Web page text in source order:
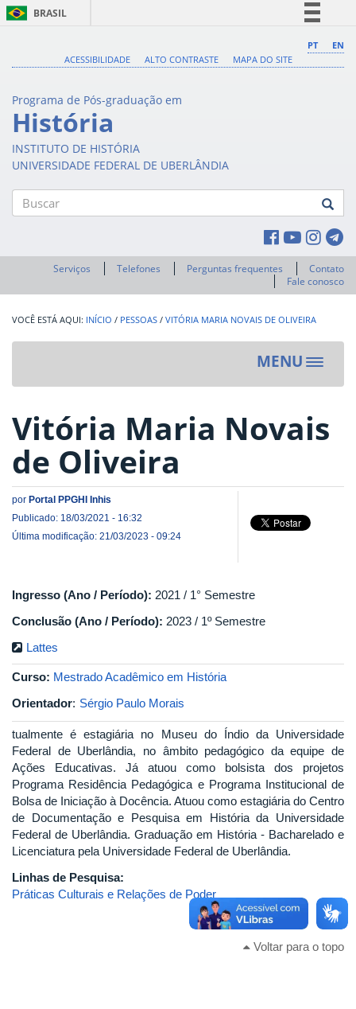
BRASIL
Comunica BR
PT
EN
ACESSIBILIDADE
ALTO CONTRASTE MAPA DO SITE
Programa de Pós-graduação em
História
INSTITUTO DE HISTÓRIA
UNIVERSIDADE FEDERAL DE UBERLÂNDIA
Serviços Telefones Perguntas frequentes
Contato
Fale conosco
INÍCIO / PESSOAS / VITÓRIA MARIA NOVAIS DE OLIVEIRA
MENU
Toggle
Vitória Maria Novais
de Oliveira
por Portal PPGHI Inhis
Publicado: 18/03/2021 - 16:32
Última modificação: 21/03/2023 - 09:24
Ingresso (Ano / Período): 2021 / 1° Semestre
Conclusão (Ano / Período): 2023 / 1º Semestre
Lattes
Curso: Mestrado Acadêmico em História
Orientador: Sérgio Paulo Morais
tualmente é estagiária no Museu do Índio da Universidade
Federal de Uberlândia, no âmbito pedagógico da equipe de
Ações Educativas. Já atuou como bolsista dos projetos
Programa Residência Pedagógica e Programa Institucional de
Bolsa de Iniciação à Docência. Atuou como estagiária do Centro
de Documentação e Pesquisa em História da Universidade
Federal de Uberlândia. Graduação em História - Bacharelado e
Licenciatura pela Universidade Federal de Uberlândia.
Linhas de Pesquisa:
Práticas Culturais e Relações de Poder
Voltar para o topo